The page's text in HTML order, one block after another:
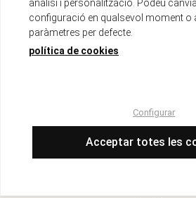
Inici
La
Refugi Kanalla
anàlisi i personalització. Podeu
configuració en qualsevol moment o
paràmetres per defecte.
política de cookies
Configurar
Acceptar totes les